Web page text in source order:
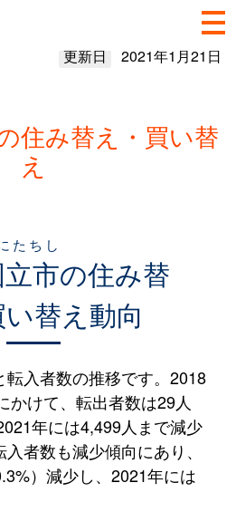
更新日 2021年1月21日
住み替え・買い替
え
市
たちし
の住み替
替え動向
転入者数の推移です。2018
かけて、転出者数は29人
年には4,499人まで減少
者数も減少傾向にあり、
）減少し、2021年には